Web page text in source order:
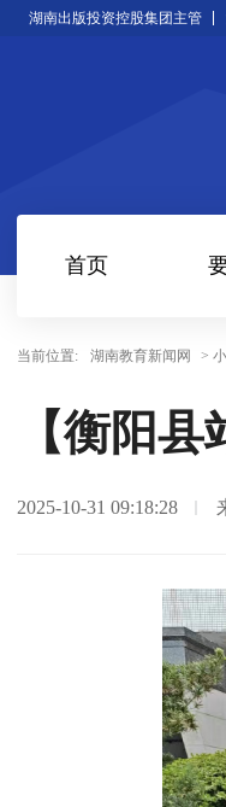
湖南出版投资控股集团主管
首页
当前位置: 湖南教育新闻网 >
【衡阳
2025-10-31 09:18:28